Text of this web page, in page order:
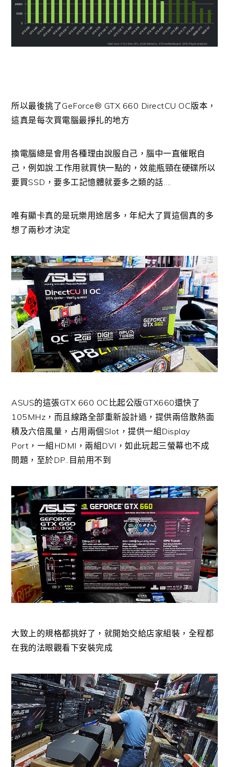
所以最後挑了GeForce® GTX 660 DirectCU OC版本，
這真是每次買電腦最掙扎的地方
換電腦總是會用各種理由說服自己，腦中一直催眠自
己，例如說:工作用就買快一點的，效能瓶頸在硬碟所以
要買SSD，要多工記憶體就要多之類的話….
唯有顯卡真的是玩樂用途居多，年紀大了買這個真的多
想了兩秒才決定
ASUS的這張GTX 660 OC比起公版GTX660還快了
105MHz，而且線路全部重新設計過，提供兩倍散熱面
積及六倍風量，占用兩個Slot，提供一組Display
Port，一組HDMI，兩組DVI，如此玩起三螢幕也不成
問題，至於DP..目前用不到
大致上的規格都挑好了，就開始交給店家組裝，全程都
在我的法眼觀看下安裝完成